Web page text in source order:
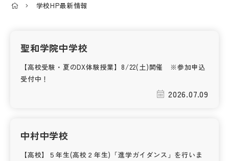
学校選び
学校動画
学校HP最新情報
聖和学院中学校
【高校受験・夏のDX体験授業】8/22(土)開催 ※参加申込
受付中！
2026.07.09
中村中学校
【高校】５年生(高校２年生)「進学ガイダンス」を行いま